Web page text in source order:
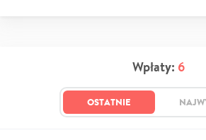
Wpłaty: 6
OSTATNIE